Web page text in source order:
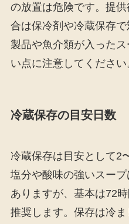
の放置は危険です。提
合は保冷剤や冷蔵保存
製品や魚介類が入った
い点に注意してください
冷蔵保存の目安日数
冷蔵保存は目安として2
塩分や酸味の強いスー
ありますが、基本は72
推奨します。保存は冷